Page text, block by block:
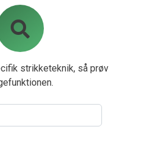
strikketeknik, så prøv